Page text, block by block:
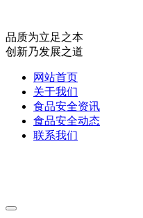
品质为立足之本
创新乃发展之道
网站首页
关于我们
食品安全资讯
食品安全动态
联系我们